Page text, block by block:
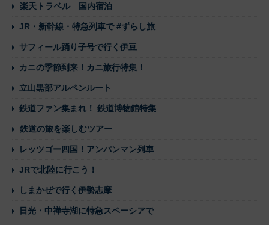
楽天トラベル 国内宿泊
JR・新幹線・特急列車で #ずらし旅
サフィール踊り子号で行く伊豆
カニの季節到来！カニ旅行特集！
立山黒部アルペンルート
鉄道ファン集まれ！ 鉄道博物館特集
鉄道の旅を楽しむツアー
レッツゴー四国！アンパンマン列車
JRで北陸に行こう！
しまかぜで行く伊勢志摩
日光・中禅寺湖に特急スペーシアで